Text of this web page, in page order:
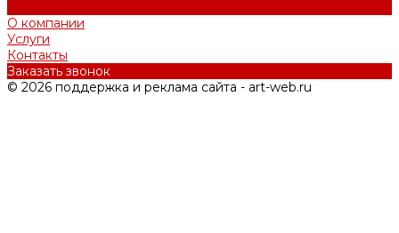
О компании
Услуги
Контакты
Заказать звонок
© 2026 поддержка и реклама сайта - art-web.ru